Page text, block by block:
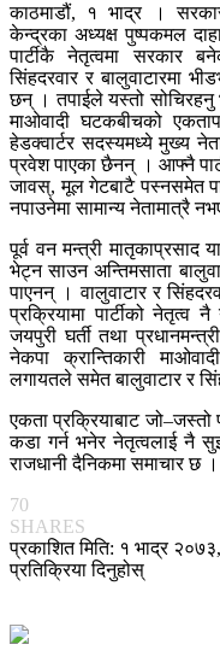
काठमाडौं, १ भाद्र ।
केन्द्रका अध्यक्ष पुष्पकमल
पार्टीकै नेतृत्वमा सरकार
सिंहदरवार र बालुवाटारमा
छन् । तपाईले यस्तो
माओवादी घटकबीचको
हेडक्वार्टर सदस्यमध्ये मुख्य
प्रवेश पाएका छैनन् । आफ्नै
जावस्, मूल गेटबाटै पस्नसमेत
नपाउनेमा सामान्य नेतामात्रै
पूर्व वन मन्त्री मातृकाप्रसाद
भेट्न साउन अन्तिमसाता
पाएनन् । वालुवाटार र
प्रक्रियामा पार्टीको नेतृत्व
जयपुरी घर्ती तथा
नेकपा क्रान्तिकारी
लगायतले समेत बालुवाटार र
एकता प्रक्रियाबाट जो–जस्तो
कडा गर्न भनेर नेतृत्वलाई नै
राजधानी दैनिकमा समाचार छ ।
70
SHARES
प्रकाशित मिति: १ भाद्र
प्रतिक्रिया दिनुहोस्